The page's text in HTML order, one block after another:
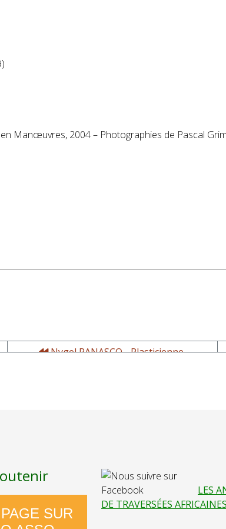
Manœuvres, 2004 – Photographies de Pascal
Nygel PANASCO - Plasticienne,
SUR
LES
DE TRAVERSÉES AFRICAINES